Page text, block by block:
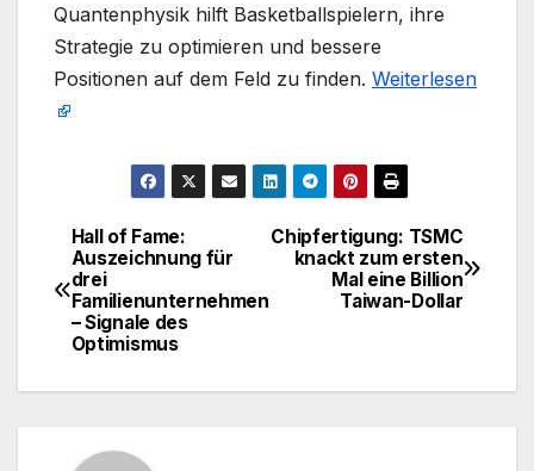
​Quantenphysik hilft Basketballspielern, ihre
Strategie zu optimieren und bessere
Positionen auf dem Feld zu finden. Weiterlesen
Beitragsnavigation
Chipfertigung: TSMC
knackt zum ersten
Mal eine Billion
Taiwan-Dollar
Hall of Fame:
Auszeichnung für
drei
Familienunternehmen
– Signale des
Optimismus